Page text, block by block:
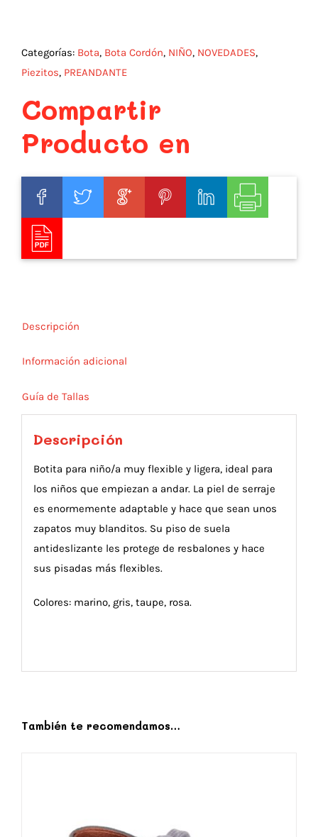
Categorías: Bota, Bota Cordón, NIÑO, NOVEDADES,
Piezitos, PREANDANTE
Compartir
Producto en
Descripción
Información adicional
Guía de Tallas
Descripción
Botita para niño/a muy flexible y ligera, ideal para
los niños que empiezan a andar. La piel de serraje
es enormemente adaptable y hace que sean unos
zapatos muy blanditos. Su piso de suela
antideslizante les protege de resbalones y hace
sus pisadas más flexibles.
Colores: marino, gris, taupe, rosa.
También te recomendamos…